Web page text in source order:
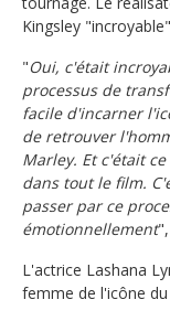
Kingsley
"Oui, c'était
processus de
facile d'incarner
de retrouver
Marley. Et c'était
dans tout le film.
passer par ce
émotionnellement
L'actrice Lashana
femme de l'icône